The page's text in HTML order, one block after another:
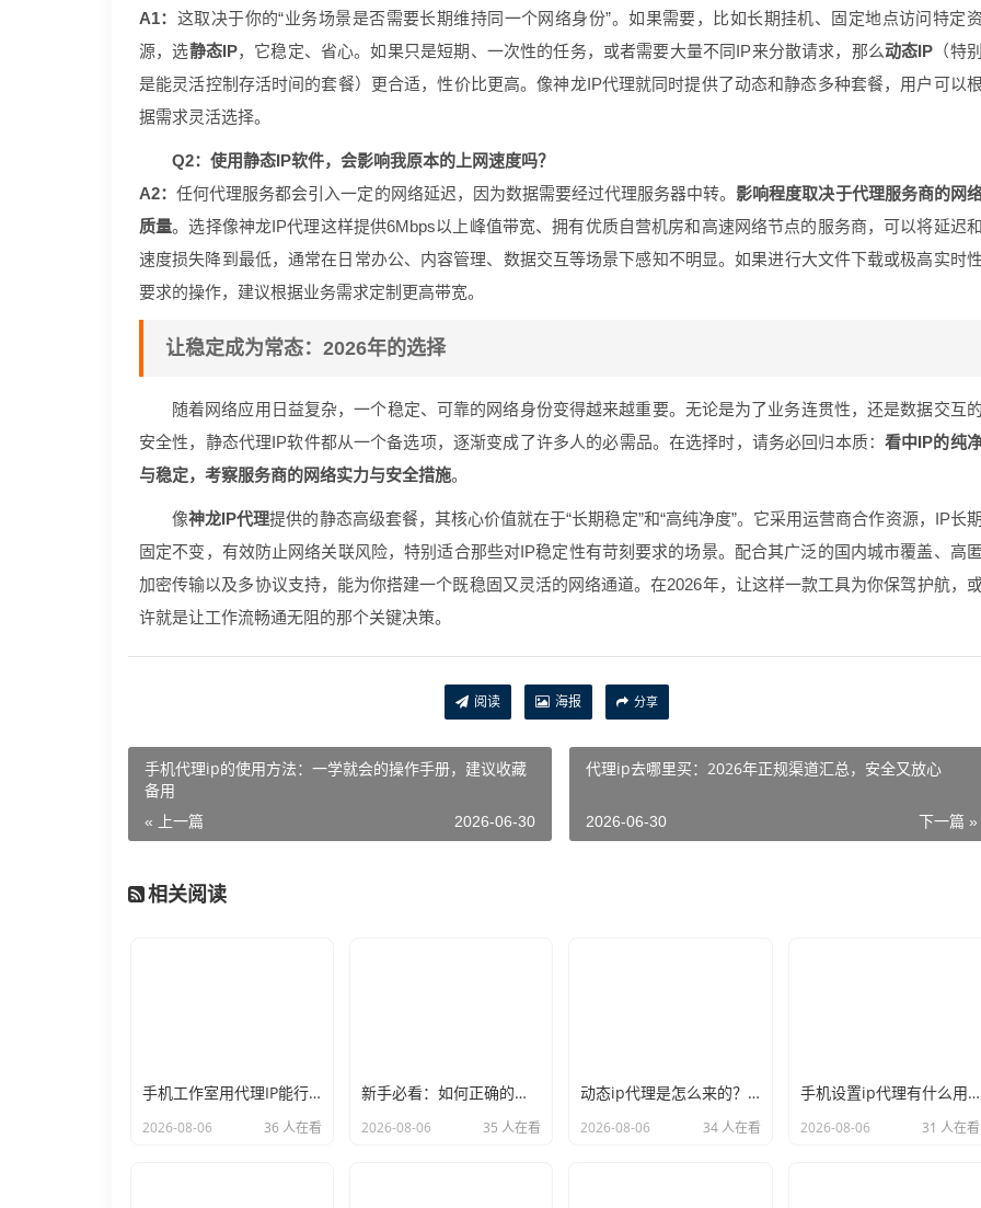
A1： 这取决于你的“业务场景是否需要长期维持同一个网络身份”。如果需要，比如长期挂机、固定地点访问特定
源，选静态IP，它稳定、省心。如果只是短期、一次性的任务，或者需要大量不同IP来分散请求，那么动态IP （特
是能灵活控制存活时间的套餐）更合适，性价比更高。像神龙IP代理就同时提供了动态和静态多种套餐，用户可以
据需求灵活选择。
Q2：使用静态IP软件，会影响我原本的上网速度吗？
A2：任何代理服务都会引入一定的网络延迟，因为数据需要经过代理服务器中转。 影响程度取决于代理服务商的网
质量。选择像神龙IP代理这样提供6Mbps以上峰值带宽、拥有优质自营机房和高速网络节点的服务商，可以将延迟
速度损失降到最低，通常在日常办公、内容管理、数据交互等场景下感知不明显。如果进行大文件下载或极高实时
要求的操作，建议根据业务需求定制更高带宽。
让稳定成为常态：2026年的选择
随着网络应用日益复杂，一个稳定、可靠的网络身份变得越来越重要。无论是为了业务连贯性，还是数据交互
安全性，静态代理IP软件都从一个备选项，逐渐变成了许多人的必需品。在选择时，请务必回归本质：看中IP的纯
与稳定，考察服务商的网络实力与安全措施。
像神龙IP代理提供的静态高级套餐，其核心价值就在于“长期稳定”和“高纯净度”。它采用运营商合作资源，IP长
固定不变，有效防止网络关联风险，特别适合那些对IP稳定性有苛刻要求的场景。配合其广泛的国内城市覆盖、高
加密传输以及多协议支持，能为你搭建一个既稳固又灵活的网络通道。在2026年，让这样一款工具为你保驾护航，
许就是让工作流畅通无阻的那个关键决策。
阅读 海报 分享
手机代理ip的使用方法：一学就会的操作手册，建议收藏
备用
« 上一篇 2026-06-30
代理ip去哪里买：2026年正规渠道汇总，安全又放心
下一篇 »
2026-06-30
相关阅读
手机工作室用代理IP能行么？过来人的经验告诉你答案
2026-08-06 36 人在看
新手必看：如何正确的选择代理ip软件，别再交智商税了
2026-08-06 35 人在看
动态ip代理是怎么来的？背后的原理比你想象的精彩
2026-08-06 34 人在看
手机设置ip代理有什么用？不只是改定位那么简单
2026-08-06 31 人在看